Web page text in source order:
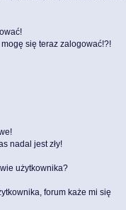
się teraz zalogować!?!
nadal jest zły!
użytkownika?
forum każe mi się